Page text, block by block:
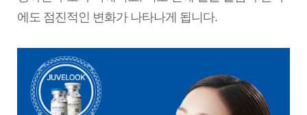
에도 점진적인 변화가 나타나게 됩니다.